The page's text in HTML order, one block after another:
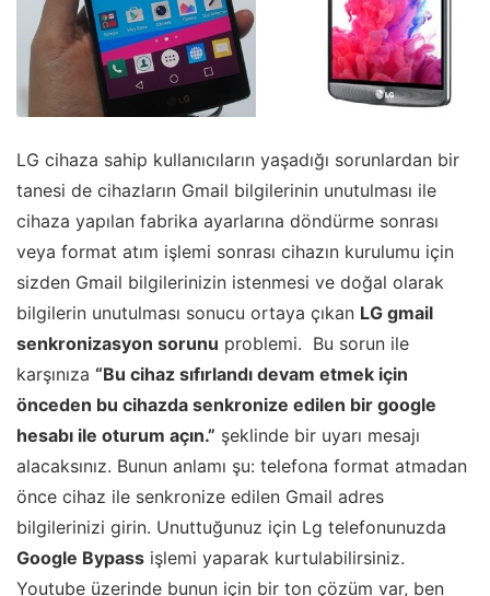
LG cihaza sahip kullanıcıların yaşadığı sorunlardan bir
tanesi de cihazların Gmail bilgilerinin unutulması ile
cihaza yapılan fabrika ayarlarına döndürme sonrası
veya format atım işlemi sonrası cihazın kurulumu için
sizden Gmail bilgilerinizin istenmesi ve doğal olarak
bilgilerin unutulması sonucu ortaya çıkan LG gmail
senkronizasyon sorunu problemi. Bu sorun ile
karşınıza “Bu cihaz sıfırlandı devam etmek için
önceden bu cihazda senkronize edilen bir google
hesabı ile oturum açın.” şeklinde bir uyarı mesajı
alacaksınız. Bunun anlamı şu: telefona format atmadan
önce cihaz ile senkronize edilen Gmail adres
bilgilerinizi girin. Unuttuğunuz için Lg telefonunuzda
Google Bypass işlemi yaparak kurtulabilirsiniz.
Youtube üzerinde bunun için bir ton çözüm var, ben